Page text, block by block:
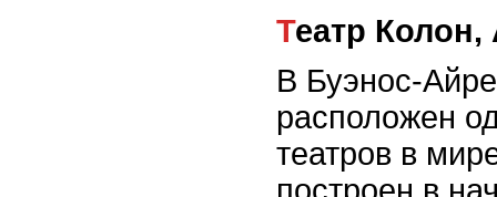
Театр
В Буэнос-
расположен
театров в